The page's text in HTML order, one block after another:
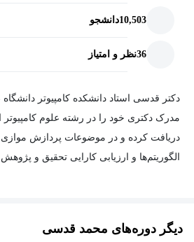
10,503دانشجو
36نظر و امتیاز
دکتر قدسی استاد دانشکده کامپیوتر
مدرک دکتری خود را در رشته علوم کامپیوتر از
دریافت کرده و در موضوعات پردازش
الگوریتم‌ها و ارزیابی کارایی تحقیق و
دیگر دوره‌های محمد قدسی